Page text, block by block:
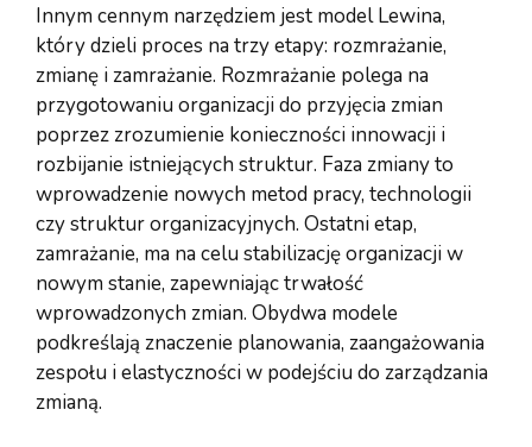
Innym cennym narzędziem jest model Lewina,
który dzieli proces na trzy etapy: rozmrażanie,
zmianę i zamrażanie. Rozmrażanie polega na
przygotowaniu organizacji do przyjęcia zmian
poprzez zrozumienie konieczności innowacji i
rozbijanie istniejących struktur. Faza zmiany to
wprowadzenie nowych metod pracy, technologii
czy struktur organizacyjnych. Ostatni etap,
zamrażanie, ma na celu stabilizację organizacji w
nowym stanie, zapewniając trwałość
wprowadzonych zmian. Obydwa modele
podkreślają znaczenie planowania, zaangażowania
zespołu i elastyczności w podejściu do zarządzania
zmianą.